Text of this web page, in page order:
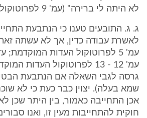
לא היתה לי ברירה" (עמ' 9 לפרוטוקול).
ג. ג. התובעים טענו כי הנתבעת
עמ' 12 - 13 לפרוטוקול
גרסה לגבי השאלה אם הנתבעת
שמא בעלה). יצוין כבר כעת כי לא
אכן התחייבה כאמור, בין היתר שכן
חוקית להתחייבות מעין זו, ואנו